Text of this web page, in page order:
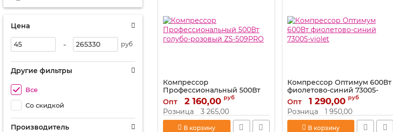
Цена
- руб
Другие фильтры
Все
Со скидкой
Производитель
Компрессор
Профессиональный 500Вт
голубо-розовый ZS-509PRO
Артикул: ZS-509PRO
Опт 2 160,00 руб
Розница 3 265,00
В корзину
Компрессор Оптимум 600Вт
фиолетово-синий 73005-
violet
Артикул: 73005-violet
Опт 1 290,00 руб
Розница 1 950,00
В корзину